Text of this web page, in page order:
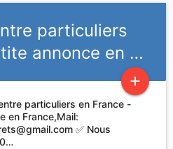
contactez-moi via
particuliers
annonce en …
add
particuliers en France -
en France,Mail:
✅ Nous